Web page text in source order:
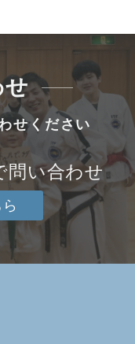
せ
せください
問い合わせ